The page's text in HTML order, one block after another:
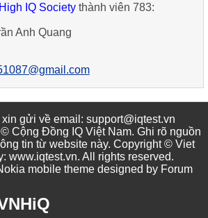
IQ Societythành viên 783:
Anh Quang
gửi về email: support@iqtest.vn
Cộng Đồng IQ Việt Nam. Ghi rõ nguồn
tin từ website này. Copyright © Viet
: www.iqtest.vn. All rights reserved.
mobile theme designed by Forum